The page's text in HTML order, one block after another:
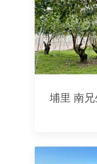
埔里 南